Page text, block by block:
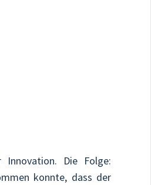
Die Folge:
konnte, dass der